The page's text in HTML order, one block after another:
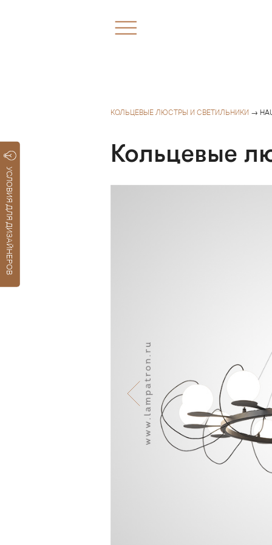
УСЛОВИЯ ДЛЯ ДИЗАЙНЕРОВ
КОЛЬЦЕВЫЕ ЛЮСТРЫ И СВЕТИЛЬНИКИ →
Кольцевые